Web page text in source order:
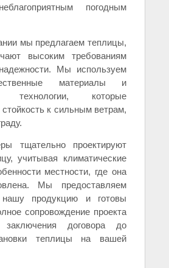
погодным
мы предлагаем теплицы,
высоким требованиям
Мы используем
материалы и
технологии, которые
к сильным ветрам,
тщательно проектируют
учитывая климатические
местности, где она
Мы предоставляем
продукцию и готовы
сопровождение проекта
договора до
теплицы на вашей